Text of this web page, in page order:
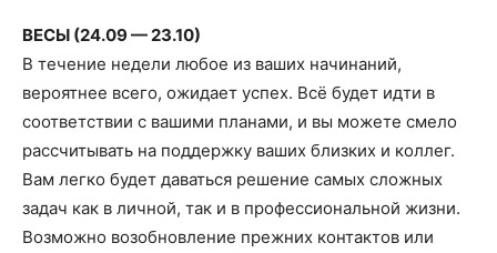
ВЕСЫ (24.09 — 23.10)
В течение недели любое из ваших начинаний,
вероятнее всего, ожидает успех. Всё будет идти в
соответствии с вашими планами, и вы можете смело
рассчитывать на поддержку ваших близких и коллег.
Вам легко будет даваться решение самых сложных
задач как в личной, так и в профессиональной жизни.
Возможно возобновление прежних контактов или